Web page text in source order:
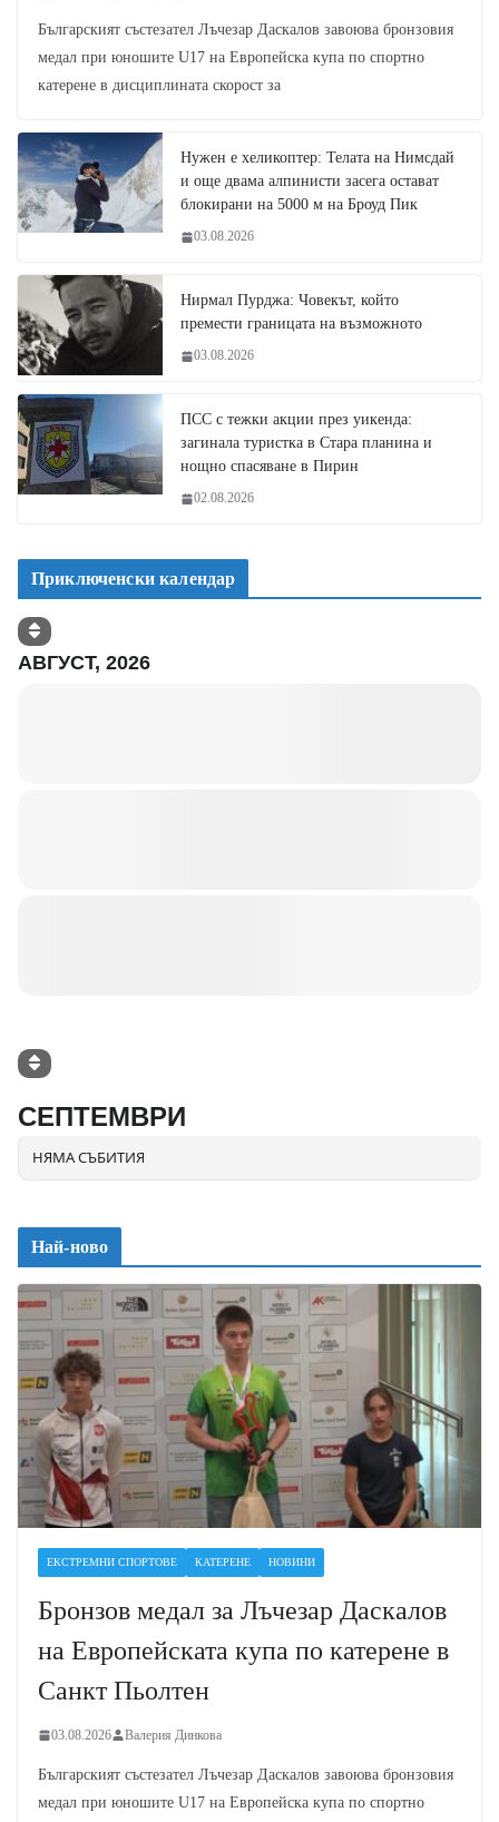
Българският състезател Лъчезар Даскалов завоюва бронзовия
медал при юношите U17 на Европейска купа по спортно
катерене в дисциплината скорост за
Нужен е хеликоптер: Телата на Нимсдай
и още двама алпинисти засега остават
блокирани на 5000 м на Броуд Пик
03.08.2026
Нирмал Пурджа: Човекът, който
премести границата на възможното
03.08.2026
ПСС с тежки акции през уикенда:
загинала туристка в Стара планина и
нощно спасяване в Пирин
02.08.2026
Приключенски календар
АВГУСТ, 2026
СЕПТЕМВРИ
НЯМА СЪБИТИЯ
Най-ново
ЕКСТРЕМНИ СПОРТОВЕ КАТЕРЕНЕ НОВИНИ
Бронзов медал за Лъчезар Даскалов
на Европейската купа по катерене в
Санкт Пьолтен
03.08.2026 Валерия Динкова
Българският състезател Лъчезар Даскалов завоюва бронзовия
медал при юношите U17 на Европейска купа по спортно